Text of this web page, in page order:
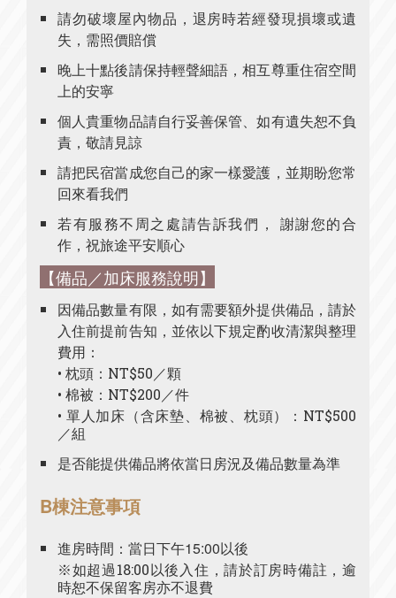
請勿破壞屋內物品，退房時若經發現損壞或遺
失，需照價賠償
晚上十點後請保持輕聲細語，相互尊重住宿空間
上的安寧
個人貴重物品請自行妥善保管、如有遺失恕不負
責，敬請見諒
請把民宿當成您自己的家一樣愛護，並期盼您常
回來看我們
若有服務不周之處請告訴我們， 謝謝您的合
作，祝旅途平安順心
【備品／加床服務說明】
因備品數量有限，如有需要額外提供備品，請於
入住前提前告知，並依以下規定酌收清潔與整理
費用：
• 枕頭：NT$50／顆
• 棉被：NT$200／件
• 單人加床（含床墊、棉被、枕頭）：NT$500
／組
是否能提供備品將依當日房況及備品數量為準
B棟注意事項
進房時間：當日下午15:00以後
※如超過18:00以後入住，請於訂房時備註，逾
時恕不保留客房亦不退費